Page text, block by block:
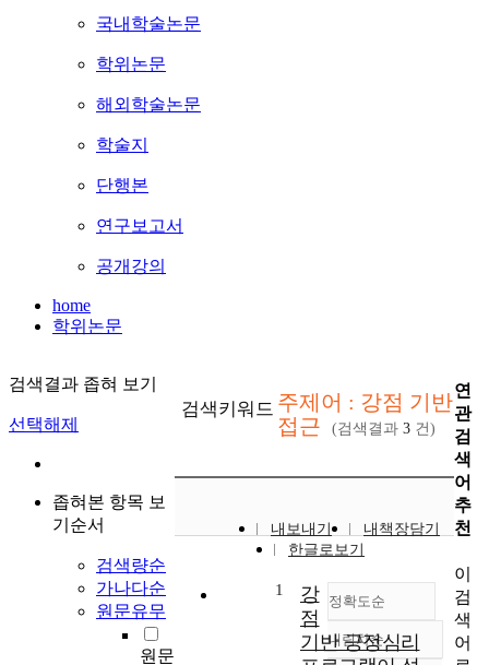
국내학술논문
학위논문
해외학술논문
학술지
단행본
연구보고서
공개강의
home
학위논문
검색결과 좁혀 보기
선택해제
좁혀본 항목 보
기순서
검색량순
가나다순
원문유무
원문
검색키워드 주제어 : 강점 기반
접근
(검색결과 3 건)
내보내기
내책장담기
한글로보기
정확도순
정확도
내림차순
1
강
점
기반 긍정심리
연
관
검
색
어
추
천
이
검
색
어